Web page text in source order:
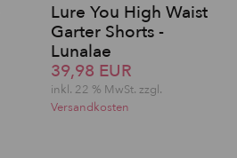
Lure You High Waist
Garter Shorts -
Lunalae
39,98 EUR
inkl. 22 % MwSt. zzgl.
Versandkosten